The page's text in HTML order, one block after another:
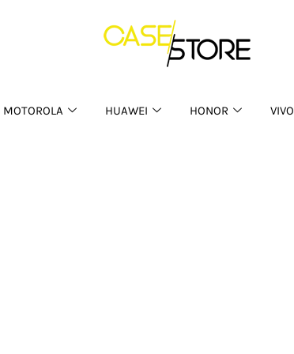
MOTOROLA HUAWEI HONOR VIVO